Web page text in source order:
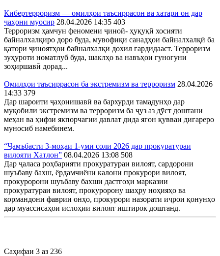
Кибертерроризм — омилҳои таъсиррасон ва хатари он дар
ҷаҳони муосир 28.04.2026 14:35 403
Терроризм ҳамчун феномени ҷиноӣ- ҳуқуқӣ хосияти
байналхалқиро доро буда, мувофиқи санадҳои байналхалқӣ ба
қатори ҷиноятҳои байналхалқӣ дохил гардидааст. Терроризм
зуҳуроти номатлуб буда, шаклҳо ва навъҳои гуногуни
зоҳиршавӣ дорад...
Омилҳои таъсиррасон ба экстремизм ва терроризм 28.04.2026
14:33 379
Дар шароити ҷаҳонишавӣ ва бархурди тамадунҳо дар
муқобили экстремизм ва терроризм ба ҷуз аз дӯст доштани
меҳан ва ҳифзи якпорчагии давлат дида ягон қувваи дигареро
муносиб намебинем.
“Ҷамъбасти 3-моҳаи 1-уми соли 2026 дар прокуратураи
вилояти Хатлон” 08.04.2026 13:08 508
Дар ҷаласа роҳбарияти прокуратураи вилоят, сардорони
шуъбаву бахш, ёрдамчиёни калони прокурори вилоят,
прокуророни шуъбаву бахши дастгоҳи марказии
прокуратураи вилоят, прокуророну шаҳру ноҳияҳо ва
кормандони фаврии онҳо, прокурори назорати иҷрои қонунҳо
дар муассисаҳои ислоҳии вилоят иштирок доштанд.
Саҳифаи 3 аз 236